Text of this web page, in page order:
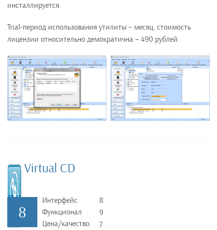
инсталлируется.
Trial-период использования утилиты – месяц, стоимость
лицензии относительно демократична – 490 рублей.
Virtual CD
8
Интерфейс
Функционал
Цена/качество
8
9
7